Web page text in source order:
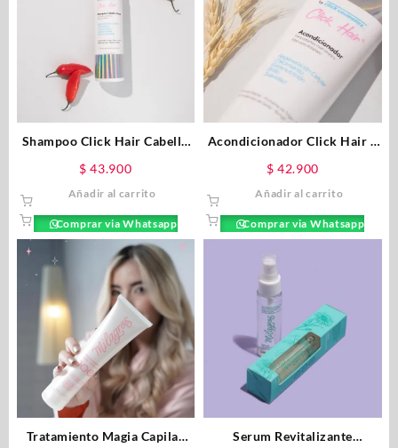
Shampoo Click Hair Cabello
$ 43.900
Añadir al carrito
Comprar via Whatsapp
Acondicionador Click Hair 4
$ 42.900
Añadir al carrito
Comprar via Whatsapp
Tratamiento Magia Capilar
Serum Revitalizante